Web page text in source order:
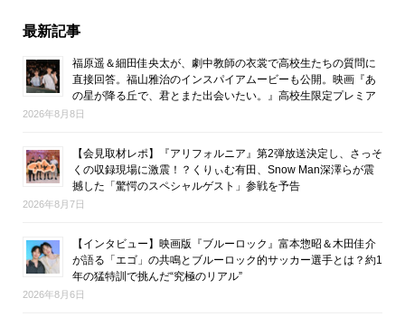
最新記事
福原遥＆細田佳央太が、劇中教師の衣裳で高校生たちの質問に
直接回答。福山雅治のインスパイアムービーも公開。映画『あ
の星が降る丘で、君とまた出会いたい。』高校生限定プレミア
2026年8月8日
【会見取材レポ】『アリフォルニア』第2弾放送決定し、さっそ
くの収録現場に激震！？くりぃむ有田、Snow Man深澤らが震
撼した「驚愕のスペシャルゲスト」参戦を予告
2026年8月7日
【インタビュー】映画版『ブルーロック』富本惣昭＆木田佳介
が語る「エゴ」の共鳴とブルーロック的サッカー選手とは？約1
年の猛特訓で挑んだ“究極のリアル”
2026年8月6日